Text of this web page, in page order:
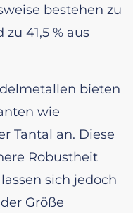
bestehen zu
41,5 % aus
bieten
wie
Tantal an. Diese
Robustheit
sich jedoch
Größe